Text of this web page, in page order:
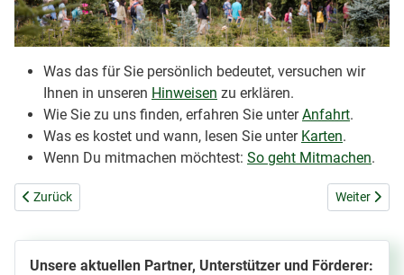
Was das für Sie persönlich bedeutet, versuchen wir
Ihnen in unseren Hinweisen zu erklären.
Wie Sie zu uns finden, erfahren Sie unterAnfahrt.
Was es kostet und wann, lesen Sie unter Karten.
Wenn Du mitmachen möchtest: So geht Mitmachen.
Vorheriger Beitrag: Benutzungshinweise
Zurück Nächster
Weiter
Unsere aktuellen Partner, Unterstützer und Förderer: